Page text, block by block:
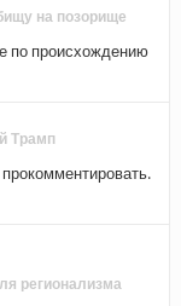
на позорище
по происхождению
Трамп
регионализма